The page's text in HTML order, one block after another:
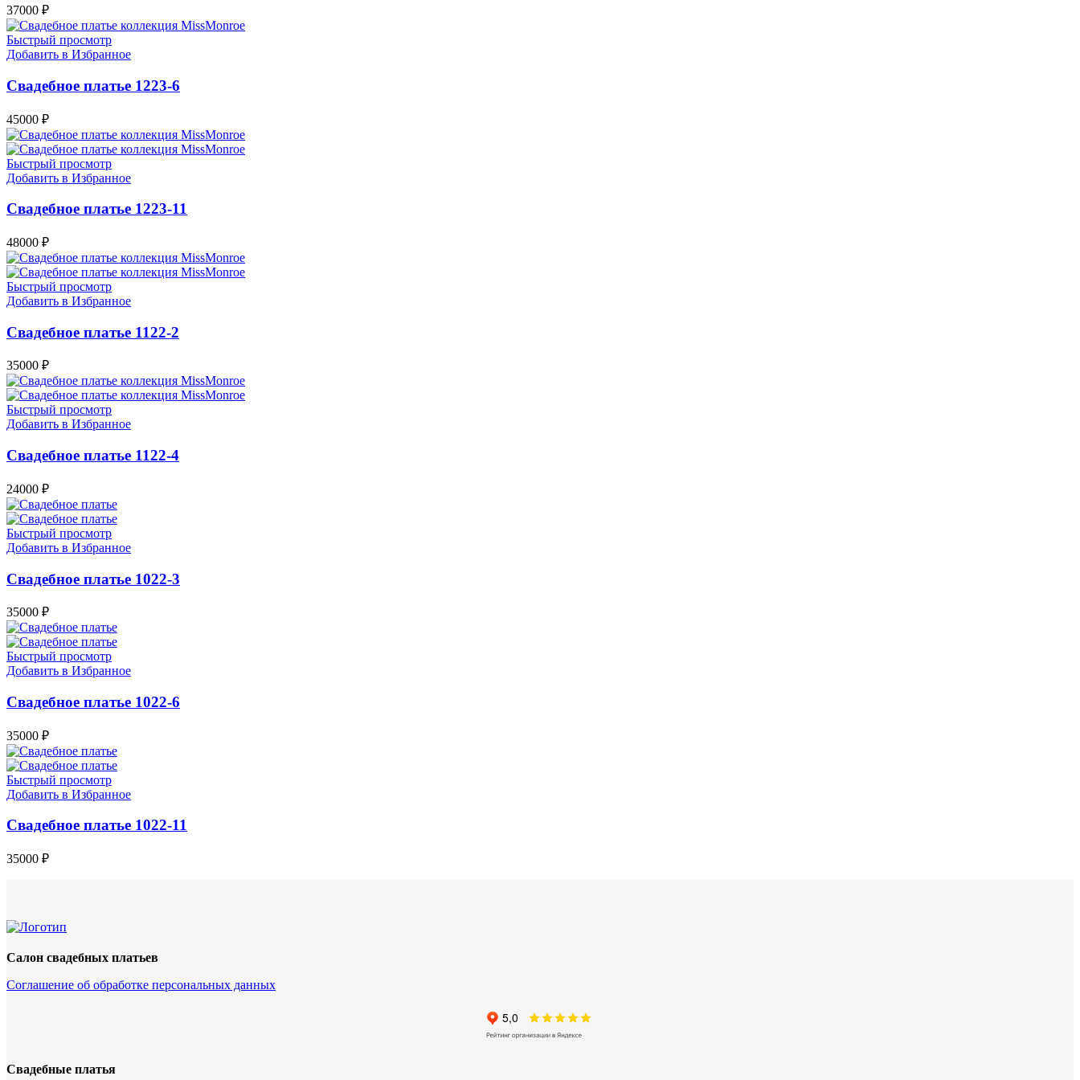
37000 ₽
Быстрый просмотр
Добавить в Избранное
Свадебное платье 1223-6
45000 ₽
Быстрый просмотр
Добавить в Избранное
Свадебное платье 1223-11
48000 ₽
Быстрый просмотр
Добавить в Избранное
Свадебное платье 1122-2
35000 ₽
Быстрый просмотр
Добавить в Избранное
Свадебное платье 1122-4
24000 ₽
Быстрый просмотр
Добавить в Избранное
Свадебное платье 1022-3
35000 ₽
Быстрый просмотр
Добавить в Избранное
Свадебное платье 1022-6
35000 ₽
Быстрый просмотр
Добавить в Избранное
Свадебное платье 1022-11
35000 ₽
Салон свадебных платьев
Соглашение об обработке персональных данных
Свадебные платья